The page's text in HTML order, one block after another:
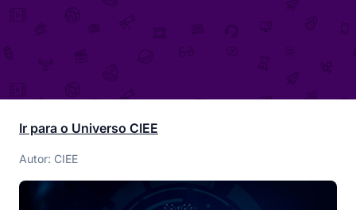
Ir para o Universo CIEE
Autor: CIEE